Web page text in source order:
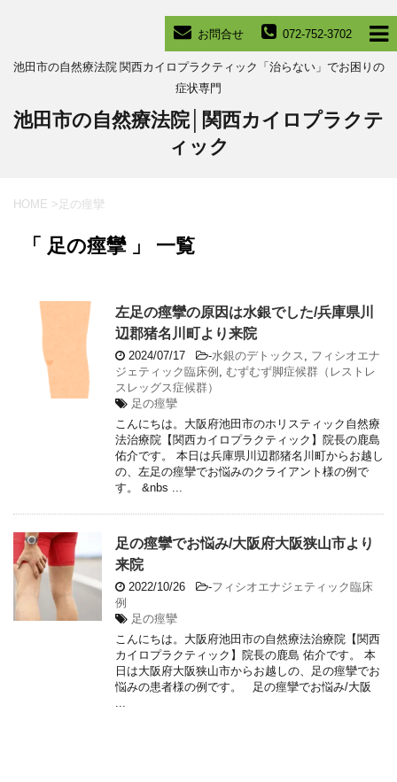
072-752-3702
お問合せ
池田市の自然療法院 関西カイロプラクティック「治らない」でお困りの
症状専門
池田市の自然療法院│関西カイロプラクテ
ィック
HOME > 足の痙攣
「 足の痙攣 」 一覧
左足の痙攣の原因は水銀でした/兵庫県川
辺郡猪名川町より来院
2024/07/17 -水銀のデトックス
フィシオエナ
ジェティック臨床例 むずむず脚症候群（レストレ
スレッグス症候群）
足の痙攣
こんにちは。大阪府池田市のホリスティック自然療
法治療院【関西カイロプラクティック】院長の鹿島
佑介です。 本日は兵庫県川辺郡猪名川町からお越し
の、左足の痙攣でお悩みのクライアント様の例で
す。 &nbs ...
足の痙攣でお悩み/大阪府大阪狭山市より
来院
2022/10/26 -フィシオエナジェティック臨床
例
足の痙攣
こんにちは。大阪府池田市の自然療法治療院【関西
カイロプラクティック】院長の鹿島 佑介です。 本
日は大阪府大阪狭山市からお越しの、足の痙攣でお
悩みの患者様の例です。 足の痙攣でお悩み/大阪